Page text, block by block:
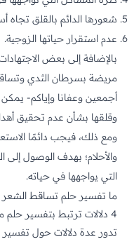
شعورها الدائم بالقلق تجاه
عدم استقرار حياتها الزوجية.
بالإضافة إلى بعض
مريضة بسرطان الثدي
أجمعين وعفانا وإياكم-
وقلقها بشأن عدم تحقيق
ومع ذلك، فيجب دائمًا
والأحلام؛ بهدف الوصول إلى
التي يواجهها في حياته.
ما تفسير حلم تساقط الشعر
4 دلالات ترتبط بتفسير حلم مرض الثدي للمتزوجة
تدور عدة دلالات حول